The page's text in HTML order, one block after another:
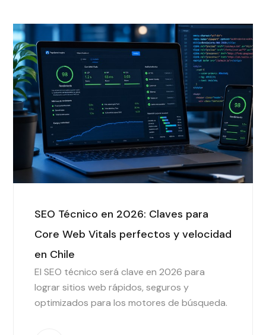
SEO Técnico en 2026: Claves para
Core Web Vitals perfectos y velocidad
en Chile
El SEO técnico será clave en 2026 para
lograr sitios web rápidos, seguros y
optimizados para los motores de búsqueda.